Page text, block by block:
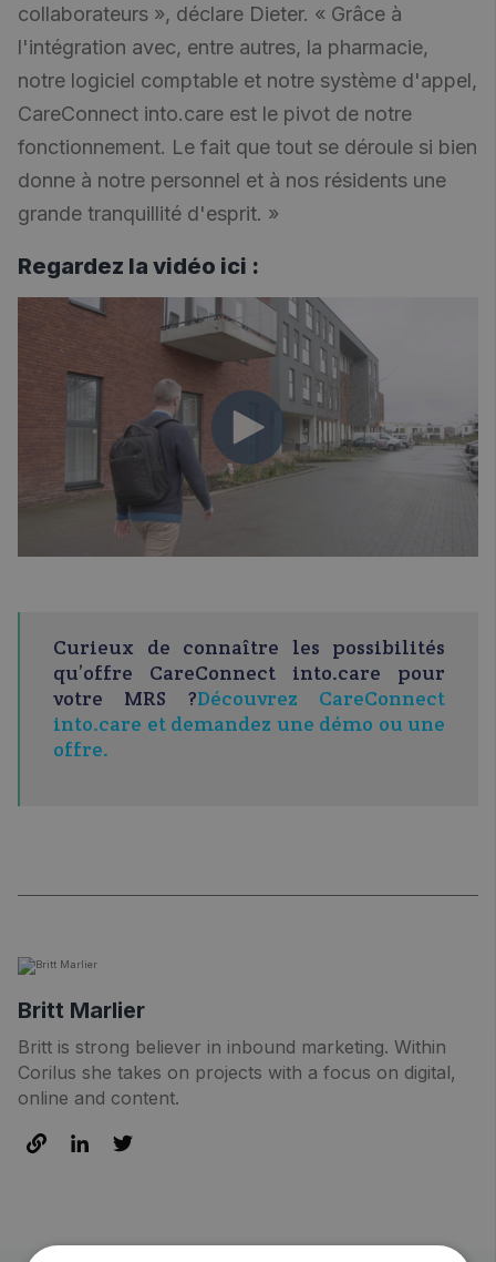
collaborateurs », déclare Dieter. « Grâce à
l'intégration avec, entre autres, la pharmacie,
notre logiciel comptable et notre système d'appel,
CareConnect into.care est le pivot de notre
fonctionnement. Le fait que tout se déroule si bien
donne à notre personnel et à nos résidents une
grande tranquillité d'esprit. »
Regardez la vidéo ici :
Curieux de connaître les possibilités
qu’offre CareConnect into.care pour
votre MRS ?Découvrez CareConnect
into.care et demandez une démo ou une
offre.
Britt Marlier
Britt is strong believer in inbound marketing. Within
Corilus she takes on projects with a focus on digital,
online and content.